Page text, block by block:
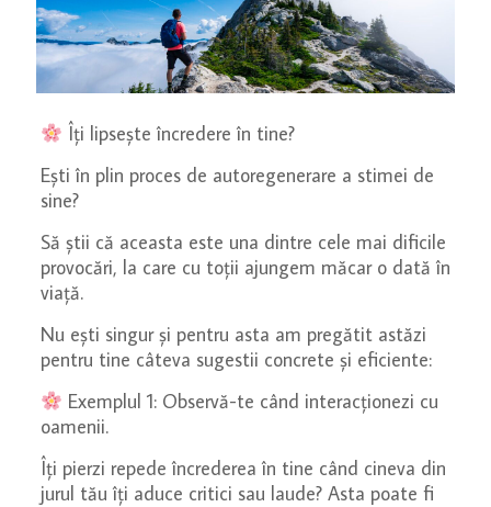
Îți lipsește încredere în tine?
Eşti în plin proces de autoregenerare a stimei de
sine?
Să ştii că aceasta este una dintre cele mai dificile
provocări, la care cu toții ajungem măcar o dată în
viață.
Nu ești singur și pentru asta am pregătit astăzi
pentru tine câteva sugestii concrete și eficiente:
Exemplul 1: Observă-te când interacționezi cu
oamenii.
Îți pierzi repede încrederea în tine când cineva din
jurul tău îți aduce critici sau laude? Asta poate fi